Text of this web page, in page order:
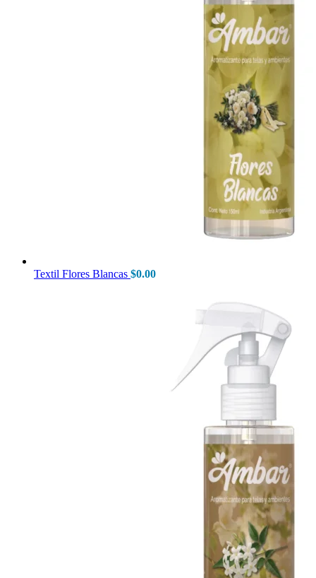
Textil Flores Blancas $0.00